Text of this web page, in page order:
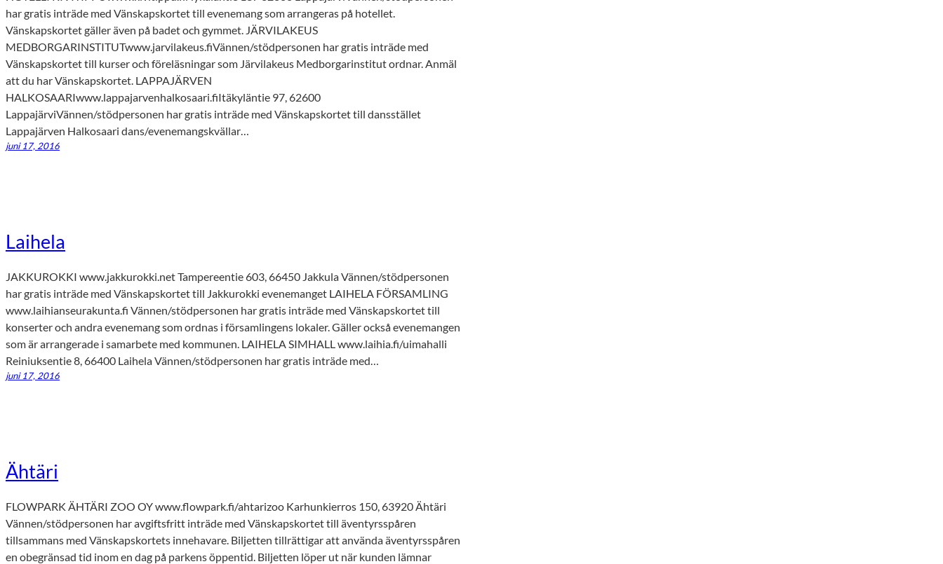
har gratis inträde med Vänskapskortet till evenemang som arrangeras på hotellet.
Vänskapskortet gäller även på badet och gymmet. JÄRVILAKEUS
MEDBORGARINSTITUTwww.jarvilakeus.fiVännen/stödpersonen har gratis inträde med
Vänskapskortet till kurser och föreläsningar som Järvilakeus Medborgarinstitut ordnar. Anmäl
att du har Vänskapskortet. LAPPAJÄRVEN
HALKOSAARIwww.lappajarvenhalkosaari.fiItäkyläntie 97, 62600
LappajärviVännen/stödpersonen har gratis inträde med Vänskapskortet till dansstället
Lappajärven Halkosaari dans/evenemangskvällar…
juni 17, 2016
Laihela
JAKKUROKKI www.jakkurokki.net Tampereentie 603, 66450 Jakkula Vännen/stödpersonen
har gratis inträde med Vänskapskortet till Jakkurokki evenemanget LAIHELA FÖRSAMLING
www.laihianseurakunta.fi Vännen/stödpersonen har gratis inträde med Vänskapskortet till
konserter och andra evenemang som ordnas i församlingens lokaler. Gäller också evenemangen
som är arrangerade i samarbete med kommunen. LAIHELA SIMHALL www.laihia.fi/uimahalli
Reiniuksentie 8, 66400 Laihela Vännen/stödpersonen har gratis inträde med…
juni 17, 2016
Ähtäri
FLOWPARK ÄHTÄRI ZOO OY www.flowpark.fi/ahtarizoo Karhunkierros 150, 63920 Ähtäri
Vännen/stödpersonen har avgiftsfritt inträde med Vänskapskortet till äventyrsspåren
tillsammans med Vänskapskortets innehavare. Biljetten tillrättigar att använda äventyrsspåren
en obegränsad tid inom en dag på parkens öppentid. Biljetten löper ut när kunden lämnar